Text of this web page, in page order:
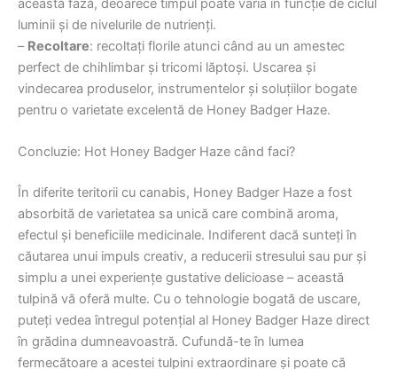
această fază, deoarece timpul poate varia în funcție de ciclul
luminii și de nivelurile de nutrienți.
– Recoltare: recoltați florile atunci când au un amestec
perfect de chihlimbar și tricomi lăptoși. Uscarea și
vindecarea produselor, instrumentelor și soluțiilor bogate
pentru o varietate excelentă de Honey Badger Haze.
Concluzie: Hot Honey Badger Haze când faci?
În diferite teritorii cu canabis, Honey Badger Haze a fost
absorbită de varietatea sa unică care combină aroma,
efectul și beneficiile medicinale. Indiferent dacă sunteți în
căutarea unui impuls creativ, a reducerii stresului sau pur și
simplu a unei experiențe gustative delicioase – această
tulpină vă oferă multe. Cu o tehnologie bogată de uscare,
puteți vedea întregul potențial al Honey Badger Haze direct
în grădina dumneavoastră. Cufundă-te în lumea
fermecătoare a acestei tulpini extraordinare și poate că